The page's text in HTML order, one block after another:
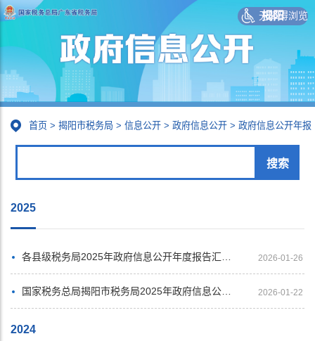
揭阳
无障碍浏览
首页 > 揭阳市税务局 > 信息公开 > 政府信息公开 > 政府信息公开年报
2025
各县级税务局2025年政府信息公开年度报告汇总展示 2026-01-26
国家税务总局揭阳市税务局2025年政府信息公开工作年度报告 2026-01-22
2024